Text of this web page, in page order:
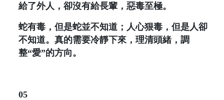
給了外人，卻沒有給長輩，惡毒至極。
蛇有毒，但是蛇並不知道；人心狠毒，但是人卻
不知道。真的需要冷靜下來，理清頭緒，調
整“愛”的方向。
05